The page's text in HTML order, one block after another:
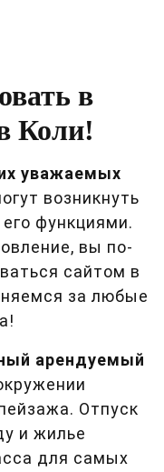
в
Коли!
уважаемых
возникнуть
функциями.
вы по-
сайтом в
за любые
арендуемый
Отпуск
и жилье
для самых